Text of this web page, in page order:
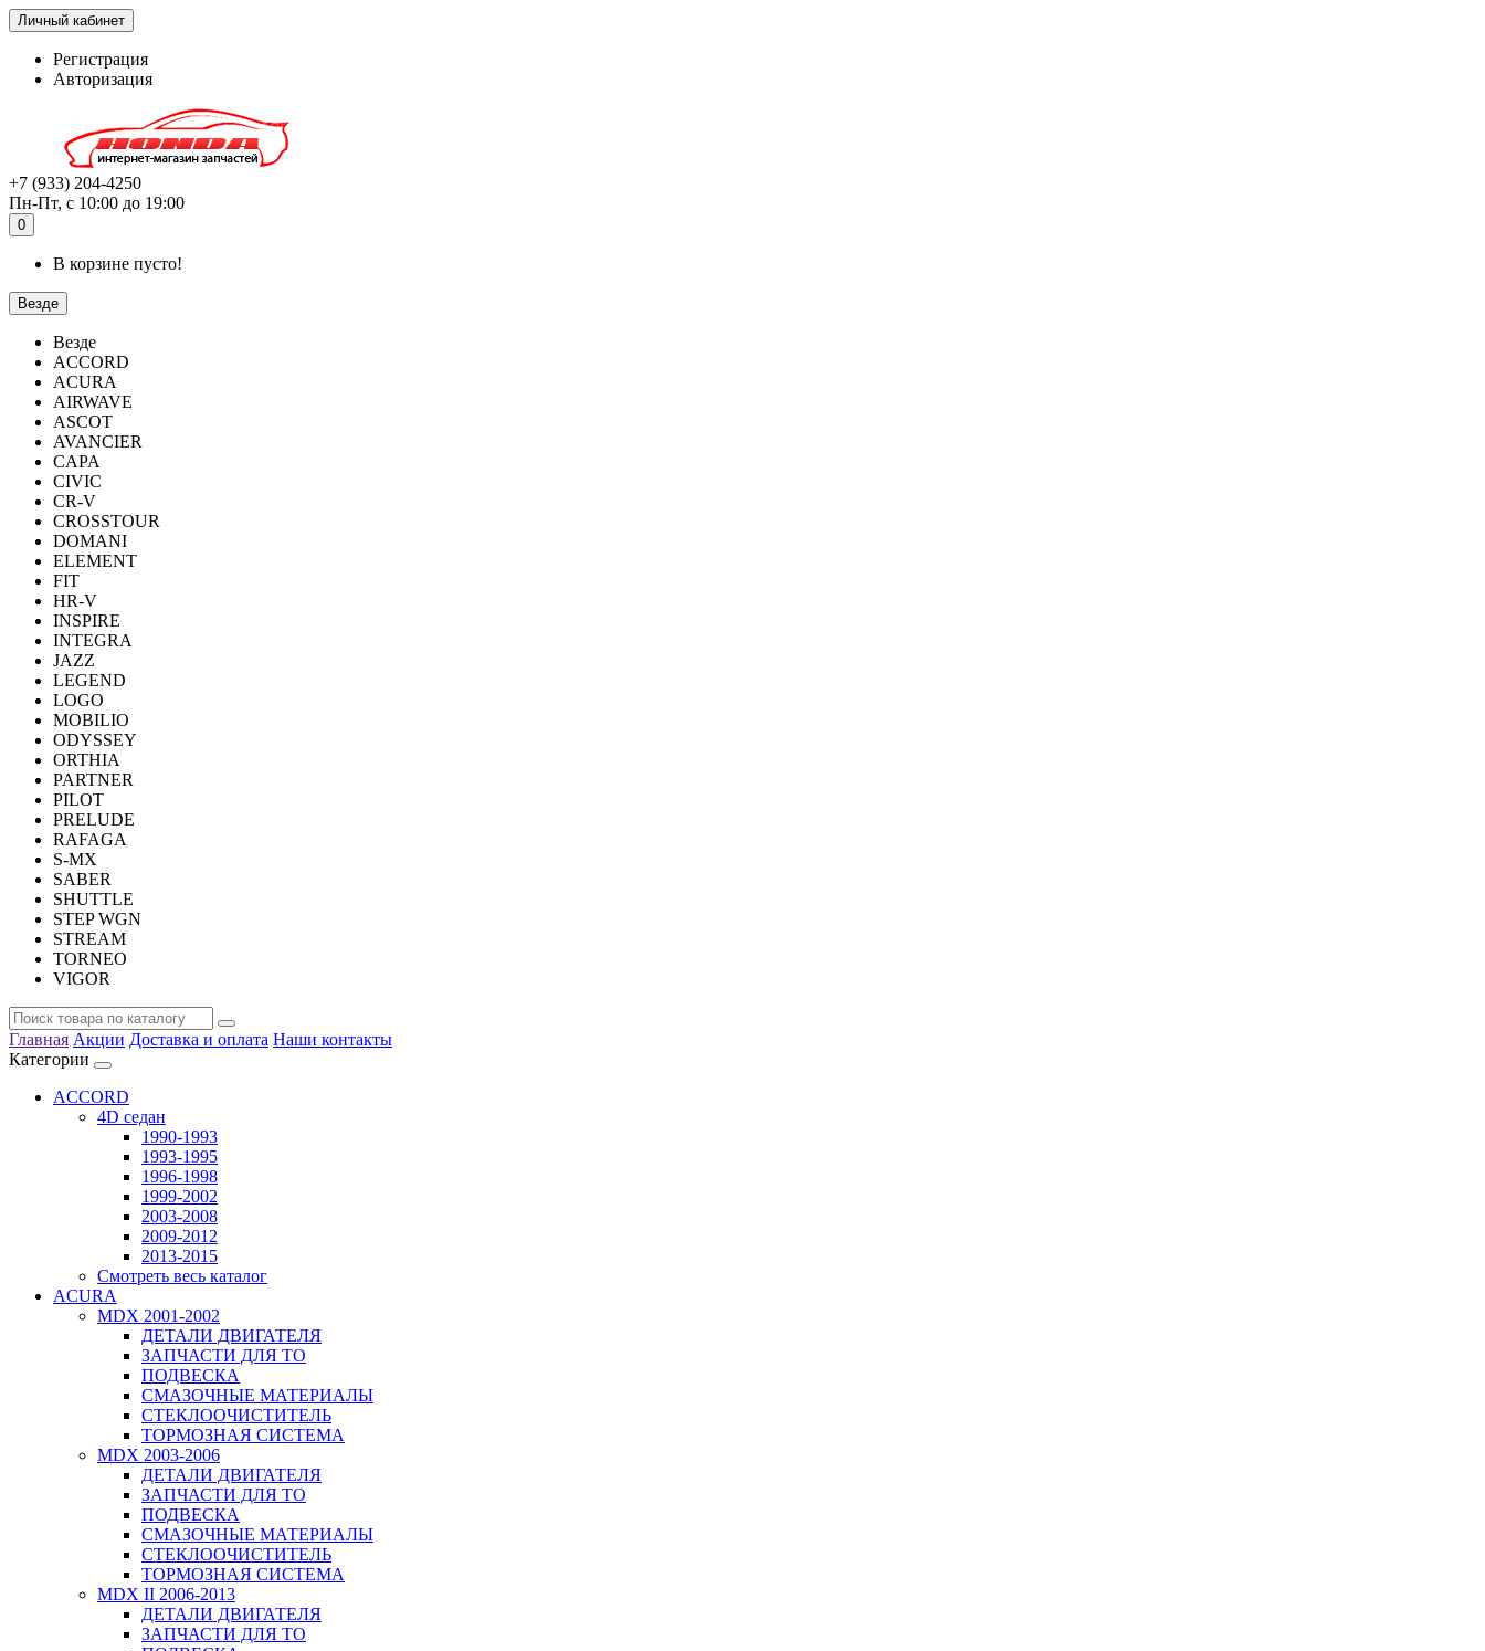
Личный кабинет
Регистрация
Авторизация
+7 (933) 204-4250
Пн-Пт, с 10:00 до 19:00
0
В корзине пусто!
Везде
Везде
ACCORD
ACURA
AIRWAVE
ASCOT
AVANCIER
CAPA
CIVIC
CR-V
CROSSTOUR
DOMANI
ELEMENT
FIT
HR-V
INSPIRE
INTEGRA
JAZZ
LEGEND
LOGO
MOBILIO
ODYSSEY
ORTHIA
PARTNER
PILOT
PRELUDE
RAFAGA
S-MX
SABER
SHUTTLE
STEP WGN
STREAM
TORNEO
VIGOR
Главная Акции Доставка и оплата Наши контакты
Категории
ACCORD
4D седан
1990-1993
1993-1995
1996-1998
1999-2002
2003-2008
2009-2012
2013-2015
Смотреть весь каталог
ACURA
MDX 2001-2002
ДЕТАЛИ ДВИГАТЕЛЯ
ЗАПЧАСТИ ДЛЯ ТО
ПОДВЕСКА
СМАЗОЧНЫЕ МАТЕРИАЛЫ
СТЕКЛООЧИСТИТЕЛЬ
ТОРМОЗНАЯ СИСТЕМА
MDX 2003-2006
ДЕТАЛИ ДВИГАТЕЛЯ
ЗАПЧАСТИ ДЛЯ ТО
ПОДВЕСКА
СМАЗОЧНЫЕ МАТЕРИАЛЫ
СТЕКЛООЧИСТИТЕЛЬ
ТОРМОЗНАЯ СИСТЕМА
MDX II 2006-2013
ДЕТАЛИ ДВИГАТЕЛЯ
ЗАПЧАСТИ ДЛЯ ТО